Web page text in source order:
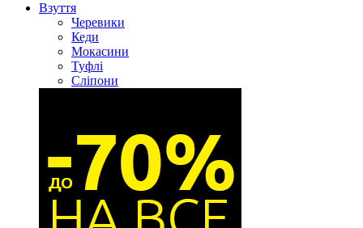
Взуття
Черевики
Кеди
Мокасини
Туфлі
Сліпони